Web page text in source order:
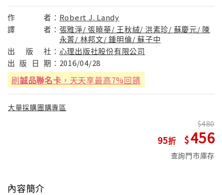
作 者： Robert J. Landy
譯
者： 張雅淨/ 張曉華/ 王秋絨/ 洪素珍/ 蘇慶元/ 陳
永菁/ 林邦文/ 鍾明倫/ 蘇子中
出
版 社： 心理出版社股份有限公司
出 版 日 期： 2016/04/28
刷誠品聯名卡 ，天天享最高7%回饋
大量採購團購專區
95
480
456
查詢門市庫存
內容簡介